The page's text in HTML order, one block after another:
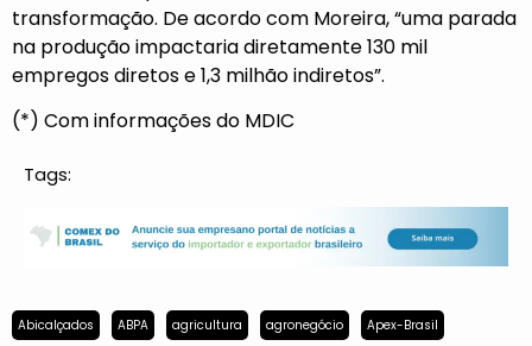
transformação. De acordo com Moreira, “uma parada
na produção impactaria diretamente 130 mil
empregos diretos e 1,3 milhão indiretos”.
(*) Com informações do MDIC
Tags:
Abicalçados ABPA agricultura agronegócio Apex-Brasil